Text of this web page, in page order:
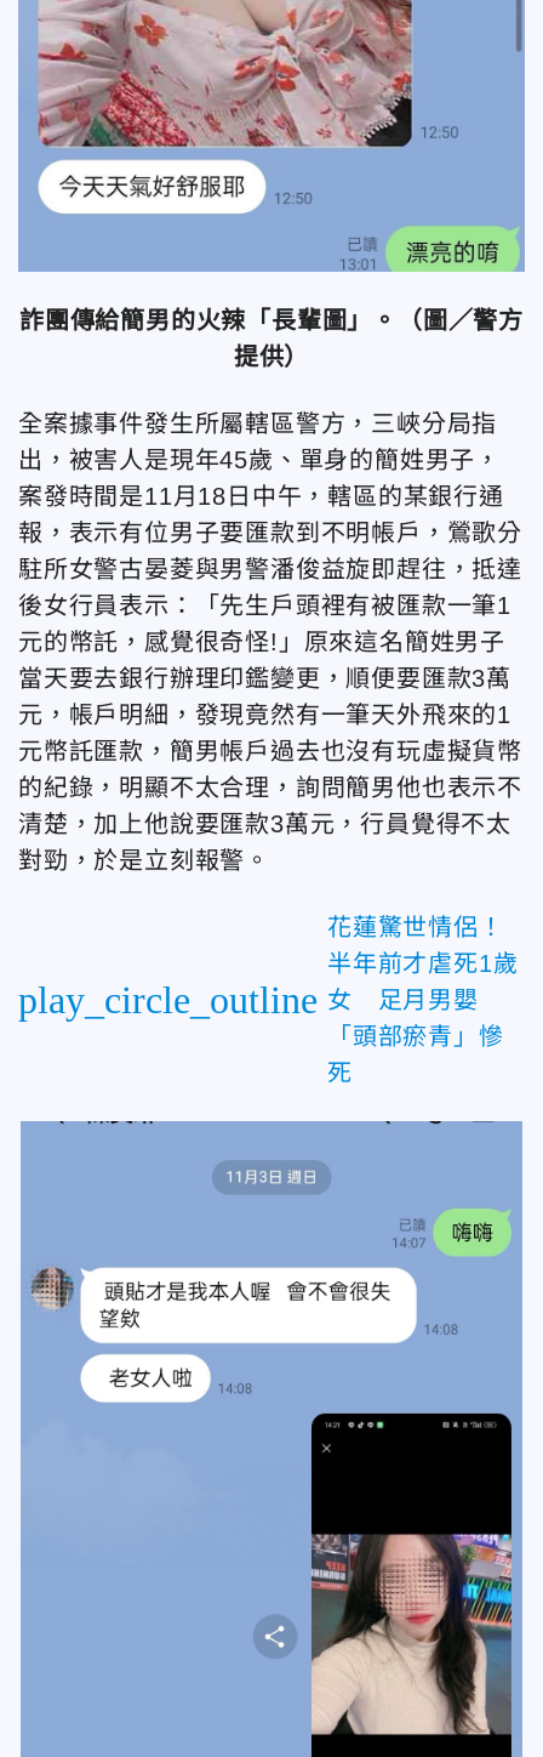
詐團傳給簡男的火辣「長輩圖」。（圖／警方
提供）
全案據事件發生所屬轄區警方，三峽分局指
出，被害人是現年45歲、單身的簡姓男子，
案發時間是11月18日中午，轄區的某銀行通
報，表示有位男子要匯款到不明帳戶，鶯歌分
駐所女警古晏菱與男警潘俊益旋即趕往，抵達
後女行員表示：「先生戶頭裡有被匯款一筆1
元的幣託，感覺很奇怪!」原來這名簡姓男子
當天要去銀行辦理印鑑變更，順便要匯款3萬
元，帳戶明細，發現竟然有一筆天外飛來的1
元幣託匯款，簡男帳戶過去也沒有玩虛擬貨幣
的紀錄，明顯不太合理，詢問簡男他也表示不
清楚，加上他說要匯款3萬元，行員覺得不太
對勁，於是立刻報警。
play_circle_outline
花蓮驚世情侶！
半年前才虐死1歲
女 足月男嬰
「頭部瘀青」慘
死